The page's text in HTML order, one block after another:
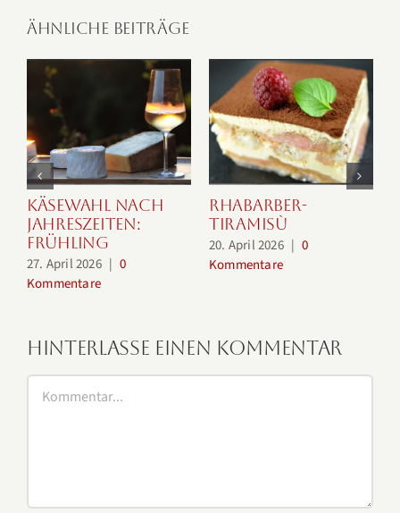
Ähnliche Beiträge
Käsewahl nach
Jahreszeiten:
Frühling
27. April 2026 | 0
Kommentare
Rhabarber-
Tiramisù
20. April 2026 | 0
Kommentare
Hinterlasse einen Kommentar
Kommentar